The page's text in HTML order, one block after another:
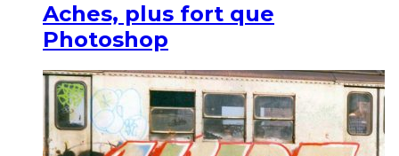
Aches, plus fort que
Photoshop